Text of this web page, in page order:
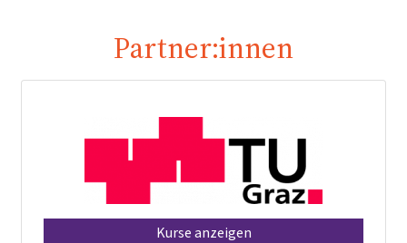
Partner:innen
Kurse anzeigen